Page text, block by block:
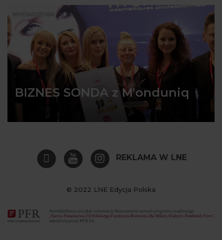
BIZNES SONDA z M'onduniq
REKLAMA W LNE
© 2022 LNE Edycja Polska